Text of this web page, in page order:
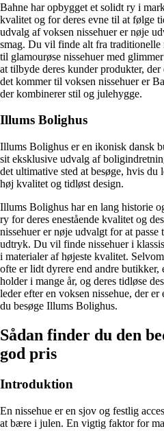
Bahne har opbygget et solidt ry i
kvalitet og for deres evne til at følge
udvalg af voksen nissehuer er nøje
smag. Du vil finde alt fra traditionelle
til glamourøse nissehuer med
at tilbyde deres kunder produkter,
det kommer til voksen nissehuer er
der kombinerer stil og julehygge.
Illums Bolighus
Illums Bolighus er en ikonisk dansk
sit eksklusive udvalg af
det ultimative sted at besøge, hvis du
høj kvalitet og tidløst design.
Illums Bolighus har en lang historie
ry for deres enestående kvalitet og
nissehuer er nøje udvalgt for at
udtryk. Du vil finde nissehuer i
i materialer af højeste kvalitet.
ofte er lidt dyrere end andre
holder i mange år, og deres tidløse
leder efter en voksen nissehue, der
du besøge Illums Bolighus.
Sådan finder du den
god pris
Introduktion
En nissehue er en sjov og festlig
at bære i julen. En vigtig faktor for